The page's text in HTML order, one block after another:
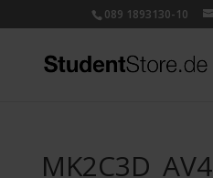
089 1893130-10
MK2C3D_AV4